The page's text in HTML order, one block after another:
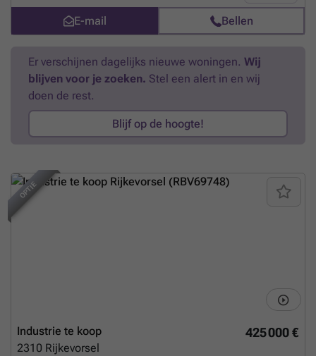
E-mail Bellen
Er verschijnen dagelijks nieuwe woningen. Wij
blijven voor je zoeken. Stel een alert in en wij
doen de rest.
Blijf op de hoogte!
OPTIE
425 000 €
Industrie te koop
2310 Rijkevorsel